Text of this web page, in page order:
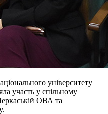
університету
участь у спільному
ОВА та